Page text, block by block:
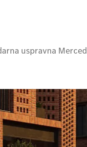
i tehnologije.
uspravna